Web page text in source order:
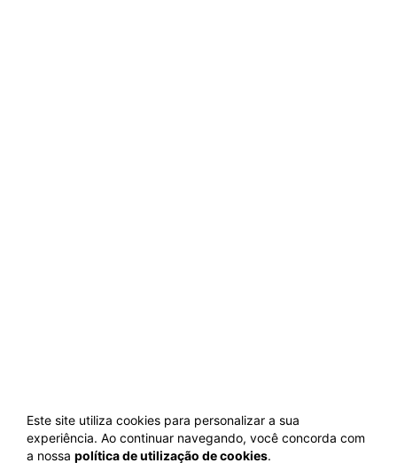
Este site utiliza cookies para personalizar a sua
experiência. Ao continuar navegando, você concorda com
a nossa política de utilização de cookies.